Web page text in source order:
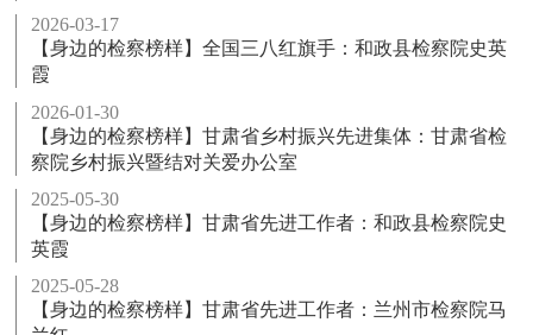
2026-03-17
【身边的检察榜样】全国三八红旗手：和政县检察院史英
霞
2026-01-30
【身边的检察榜样】甘肃省乡村振兴先进集体：甘肃省检
察院乡村振兴暨结对关爱办公室
2025-05-30
【身边的检察榜样】甘肃省先进工作者：和政县检察院史
英霞
2025-05-28
【身边的检察榜样】甘肃省先进工作者：兰州市检察院马